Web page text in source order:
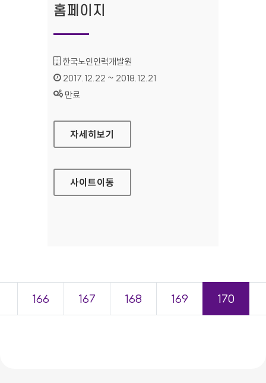
홈페이지
기관명 :
한국노인인력개발원
인증기간 :
2017.12.22 ~ 2018.12.21
상태 :
만료
한국노인인력개발원 대표 홈페이지
자세히보기
사이트이동
166 167 168 169 170